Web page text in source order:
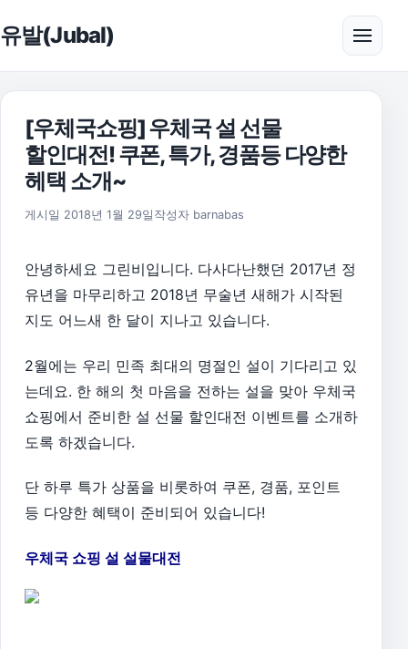
유발(Jubal) 메뉴
[우체국쇼핑] 우체국 설 선물
할인대전! 쿠폰, 특가, 경품등 다양한
헤택 소개~
게시일 2018년 1월 29일 작성자 barnabas
안녕하세요 그린비입니다. 다사다난했던 2017년 정
유년을 마무리하고 2018년 무술년 새해가 시작된
지도 어느새 한 달이 지나고 있습니다.
2월에는 우리 민족 최대의 명절인 설이 기다리고 있
는데요. 한 해의 첫 마음을 전하는 설을 맞아 우체국
쇼핑에서 준비한 설 선물 할인대전 이벤트를 소개하
도록 하겠습니다.
단 하루 특가 상품을 비롯하여 쿠폰, 경품, 포인트
등 다양한 혜택이 준비되어 있습니다!
우체국 쇼핑 설 설물대전